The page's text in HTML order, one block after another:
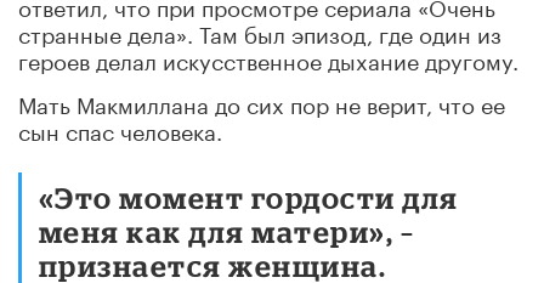
странные дела». Там был эпизод, где один из
героев делал искусственное дыхание другому.
Мать Макмиллана до сих пор не верит, что ее
сын спас человека.
«Это момент гордости для
меня как для матери», –
признается женщина.